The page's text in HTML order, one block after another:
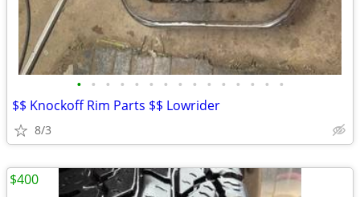
• • • • • • • • • • • • • • •
$$ Knockoff Rim Parts $$ Lowrider
8/3
$400